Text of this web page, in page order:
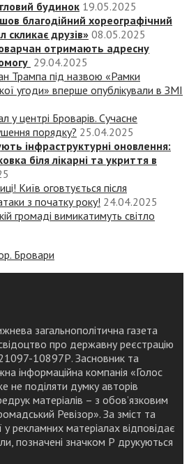
будинок 19.05.2025
благодійний хореографічний
друзів» 08.05.2025
отримають адресну
29.04.2025
Трампа під назвою «‎Рамки
угоди» вперше опублікували в ЗМІ
у центрі Броварів. Сучасне
порядку? 25.04.2025
інфраструктурні оновлення:
біля лікарні та укриття в
Київ оговтується після
з початку року! 24.04.2025
громаді вимикатимуть світло
Бровари
загальнополітична газета
про державну реєстрацію
10897Р. Засновник та
інформаційна компанія «Голос
не поділяти думку авторів
матеріалів – з обов’язковим
Ревізор». За зміст та
у рекламних матеріалах відповідає
позначені значком Р друкуються